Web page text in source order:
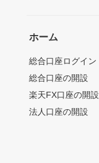
ホーム
総合口座ログイン
総合口座の開設
楽天FX口座の開設
法人口座の開設